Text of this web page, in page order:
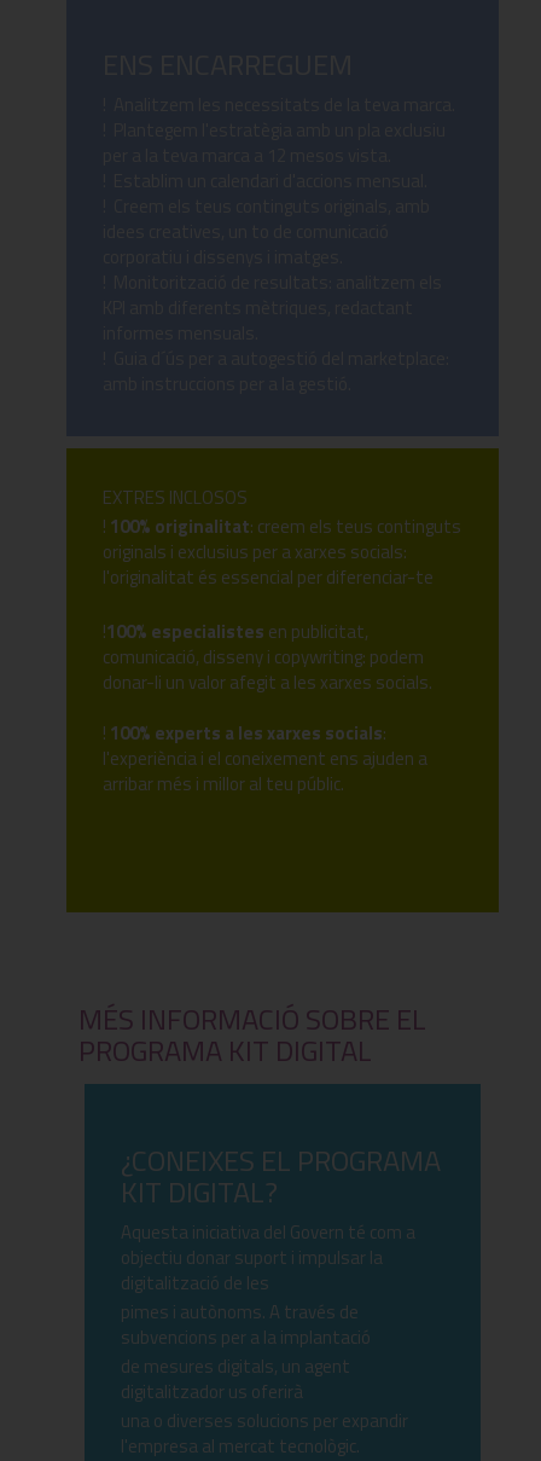
EXTRES INCLOSOS
! 100% originalitat: creem els teus continguts
originals i exclusius per a xarxes socials:
l'originalitat és essencial per diferenciar-te
!100% especialistes en publicitat,
comunicació, disseny i copywriting: podem
donar-li un valor afegit a les xarxes socials.
! 100% experts a les xarxes socials:
l'experiència i el coneixement ens ajuden a
arribar més i millor al teu públic.
MÉS INFORMACIÓ SOBRE EL
PROGRAMA KIT DIGITAL
¿CONEIXES EL PROGRAMA
KIT DIGITAL?
Aquesta iniciativa del Govern té com a
objectiu donar suport i impulsar la
digitalització de les
pimes i autònoms. A través de
subvencions per a la implantació
de mesures digitals, un agent
digitalitzador us oferirà
una o diverses solucions per expandir
l'empresa al mercat tecnològic.